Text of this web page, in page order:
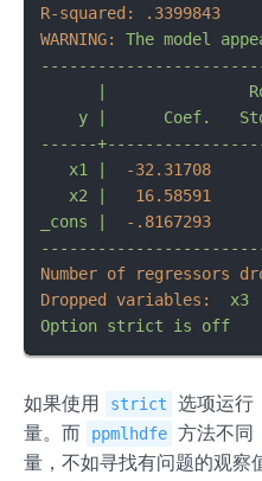
R-squared:
.3399843
WARNING:
The model
|
y
| Coef.
------
x1
| -32.31708
x2
| 16.58591
_cons
| -.8167293
Number of regressors
Dropped variables:
x3
Option strict is off
如果使用 strict 选项运行
量。而
ppmlhdfe 方法不同
量，不如寻找有问题的观察